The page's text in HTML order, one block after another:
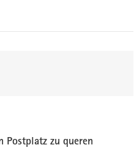
Postplatz zu queren